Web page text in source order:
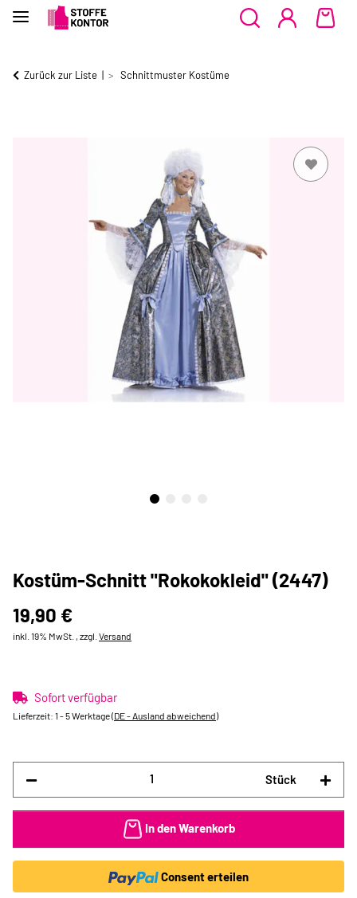
Zurück zur Liste Schnittmuster Kostüme
Kostüm-Schnitt "Rokokokleid" (2447)
19,90 €
inkl. 19% MwSt. , zzgl. Versand
Sofort verfügbar
Lieferzeit: 1 - 5 Werktage(DE - Ausland abweichend)
Stück
In den Warenkorb
Consent erteilen